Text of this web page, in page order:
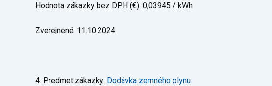
Hodnota zákazky bez DPH (€): 0,03945 / kWh
Zverejnené: 11.10.2024
4. Predmet zákazky: Dodávka zemného plynu